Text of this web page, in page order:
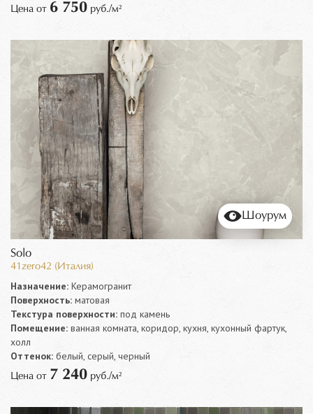
Цена от 6 750 руб./м²
Шоурум
Solo
41zero42 (Италия)
Назначение: Керамогранит
Поверхность: матовая
Текстура поверхности: под камень
Помещение: ванная комната, коридор, кухня, кухонный фартук,
холл
Оттенок: белый, серый, черный
Цена от 7 240 руб./м²